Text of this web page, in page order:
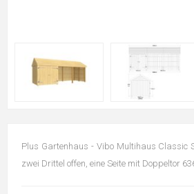
Plus Gartenhaus - Vibo Multihaus Classic
zwei Drittel offen, eine Seite mit Doppeltor